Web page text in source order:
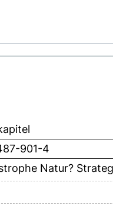
901-4
Natur?